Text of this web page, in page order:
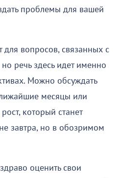
проблемы для вашей
вопросов, связанных с
речь здесь идет именно
Можно обсуждать
месяцы или
который станет
завтра, но в обозримом
оценить свои